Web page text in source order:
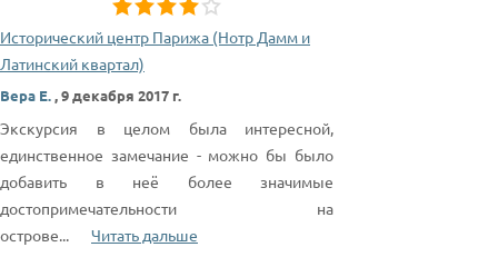
Исторический центр Парижа (Нотр Дамм и
Латинский квартал)
Вера Е.,9 декабря 2017 г.
Экскурсия в целом была интересной,
единственное замечание - можно бы было
добавить в неё более значимые
достопримечательности на
острове... Читать дальше